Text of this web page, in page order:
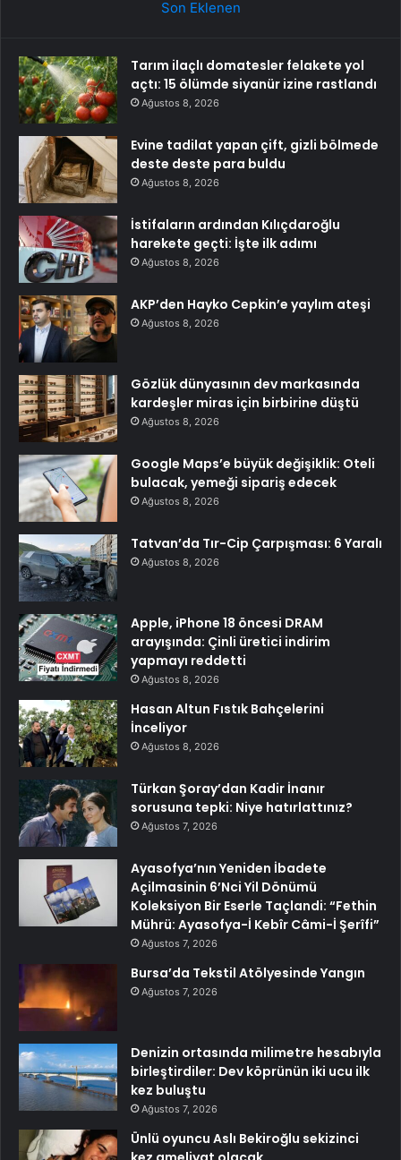
Son Eklenen
Tarım ilaçlı domatesler felakete yol
açtı: 15 ölümde siyanür izine rastlandı
Ağustos 8, 2026
Evine tadilat yapan çift, gizli bölmede
deste deste para buldu
Ağustos 8, 2026
İstifaların ardından Kılıçdaroğlu
harekete geçti: İşte ilk adımı
Ağustos 8, 2026
AKP’den Hayko Cepkin’e yaylım ateşi
Ağustos 8, 2026
Gözlük dünyasının dev markasında
kardeşler miras için birbirine düştü
Ağustos 8, 2026
Google Maps’e büyük değişiklik: Oteli
bulacak, yemeği sipariş edecek
Ağustos 8, 2026
Tatvan’da Tır-Cip Çarpışması: 6 Yaralı
Ağustos 8, 2026
Apple, iPhone 18 öncesi DRAM
arayışında: Çinli üretici indirim
yapmayı reddetti
Ağustos 8, 2026
Hasan Altun Fıstık Bahçelerini
İnceliyor
Ağustos 8, 2026
Türkan Şoray’dan Kadir İnanır
sorusuna tepki: Niye hatırlattınız?
Ağustos 7, 2026
Ayasofya’nın Yeniden İbadete
Açilmasinin 6’Nci Yil Dönümü
Koleksiyon Bir Eserle Taçlandi: “Fethin
Mührü: Ayasofya-İ Kebîr Câmi-İ Şerîfi”
Ağustos 7, 2026
Bursa’da Tekstil Atölyesinde Yangın
Ağustos 7, 2026
Denizin ortasında milimetre hesabıyla
birleştirdiler: Dev köprünün iki ucu ilk
kez buluştu
Ağustos 7, 2026
Ünlü oyuncu Aslı Bekiroğlu sekizinci